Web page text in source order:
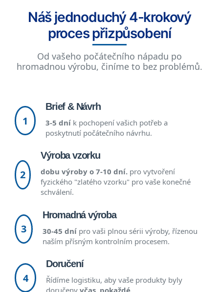
Náš jednoduchý 4-krokový
proces přizpůsobení
Od vašeho počátečního nápadu po
hromadnou výrobu, činíme to bez problémů.
1
Brief & Návrh
3-5 dní k pochopení vašich potřeb a
poskytnutí počátečního návrhu.
2
Výroba vzorku
dobu výroby o 7-10 dní. pro vytvoření
fyzického "zlatého vzorku" pro vaše konečné
schválení.
3
Hromadná výroba
30-45 dnípro vaši plnou sérii výroby, řízenou
naším přísným kontrolním procesem.
4
Doručení
Řídíme logistiku, aby vaše produkty byly
doručenyvčas, pokaždé.